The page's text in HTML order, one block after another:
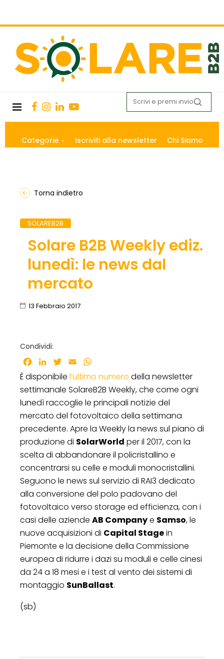
Categorie Iscriviti alla newsletter Chi Siamo
Torna indietro
SOLAREB2B
Solare B2B Weekly ediz.
lunedì: le news dal
mercato
13 Febbraio 2017
Condividi:
Facebook
LinkedInTwitter
Email
È disponibile l’ultimo numero della newsletter
settimanale SolareB2B Weekly, che come ogni
lunedì raccoglie le principali notizie del
mercato del fotovoltaico della settimana
precedente. Apre la Weekly la news sul piano di
produzione di SolarWorld per il 2017, con la
scelta di abbandonare il policristallino e
concentrarsi su celle e moduli monocristallini.
Seguono le news sul servizio di RAI3 dedicato
alla conversione del polo padovano del
fotovoltaico verso storage ed efficienza, con i
casi delle aziende AB Companye Samso, le
nuove acquisizioni di Capital Stagein
Piemonte e la decisione della Commissione
europea di ridurre i dazi su moduli e celle cinesi
da 24 a 18 mesi e i test al vento dei sistemi di
montaggio SunBallast.
(sb)